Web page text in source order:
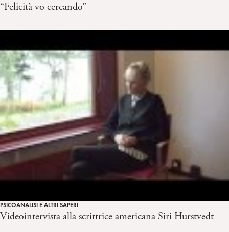
“Felicità vo cercando”
PSICOANALISI E ALTRI SAPERI
Videointervista alla scrittrice americana Siri Hurstvedt